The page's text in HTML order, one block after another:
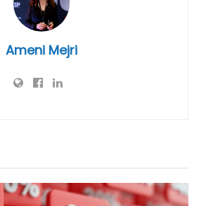
Ameni Mejri